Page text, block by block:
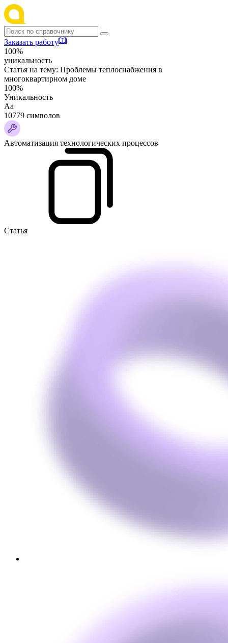
Заказать работу
100%
уникальность
Статья на тему: Проблемы теплоснабжения в
многоквартирном доме
100%
Уникальность
Аа
10779 символов
Автоматизация технологических процессов
Статья